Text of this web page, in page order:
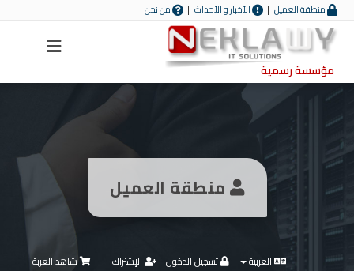
منطقة العميل الأخبار و الأحداث من نحن
مؤسسة رسمية
منطقة العميل
العربية تسجيل الدخول الإشتراك شاهد العربة